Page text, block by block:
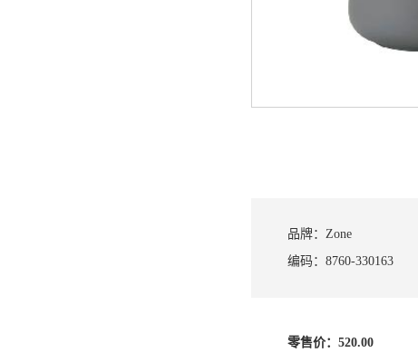
品牌： Zone
编码： 8760-330163
零售价： 520.00